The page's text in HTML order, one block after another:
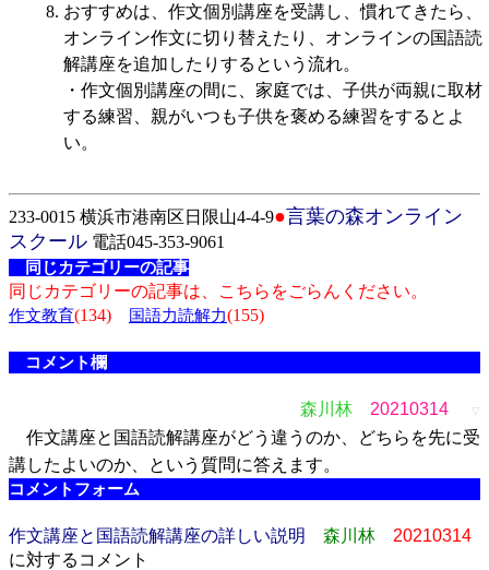
おすすめは、作文個別講座を受講し、慣れてきたら、
オンライン作文に切り替えたり、オンラインの国語読
解講座を追加したりするという流れ。
・作文個別講座の間に、家庭では、子供が両親に取材
する練習、親がいつも子供を褒める練習をするとよ
い。
233-0015 横浜市港南区日限山4-4-9●言葉の森オンライン
スクール 電話045-353-9061
同じカテゴリーの記事
同じカテゴリーの記事は、こちらをごらんください。
作文教育(134) 国語力読解力(155)
コメント欄
森川林 20210314 ▽
作文講座と国語読解講座がどう違うのか、どちらを先に受
講したよいのか、という質問に答えます。
コメントフォーム
作文講座と国語読解講座の詳しい説明 森川林
20210314
に対するコメント